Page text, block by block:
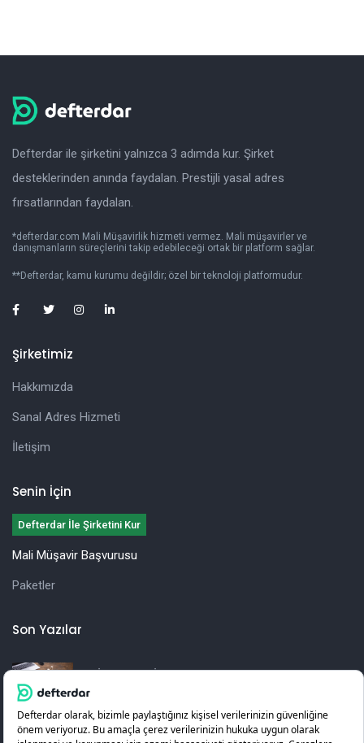
Defterdar ile şirketini yalnızca 3 adımda kur. Şirket
desteklerinden anında faydalan. Prestijli yasal adres
fırsatlarından faydalan.
*defterdar.com Mali Müşavirlik hizmeti vermez. Mali müşavirler ve
danışmanların süreçlerini takip edebileceği ortak bir platform sağlar.
**Defterdar, kamu kurumu değildir; özel bir teknoloji platformudur.
Şirketimiz
Hakkımızda
Sanal Adres Hizmeti
İletişim
Senin İçin
Defterdar İle Şirketini Kur
Mali Müşavir Başvurusu
Paketler
Son Yazılar
İşletmeler İçin Yıllık Vergi Beyannamesi